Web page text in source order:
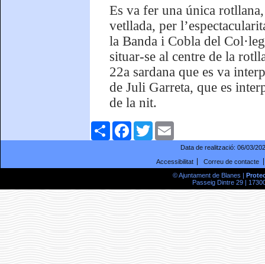
Es va fer una única
vetllada, per
la Banda i Cobla del
situar-se al centre de la
22a sardana que es va
de Juli Garreta, que es
de la nit.
ComparteixFacebookTwitter
Data de realització: 06/03/
Accessibilitat
Correu de contacte
© Ajuntament de Blanes |
Passeig Dintre 29 |